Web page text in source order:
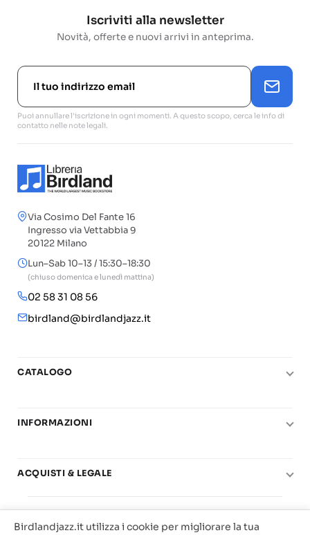
Iscriviti alla newsletter
Novità, offerte e nuovi arrivi in anteprima.
Puoi annullare l'iscrizione in ogni momenti. A questo scopo, cerca le info di
contatto nelle note legali.
Via Cosimo Del Fante 16
Ingresso via Vettabbia 9
20122 Milano
Lun–Sab 10–13 / 15:30–18:30
(chiuso domenica e lunedì mattina)
02 58 31 08 56
birdland@birdlandjazz.it
CATALOGO
Chitarra
Basso e contrabbasso
INFORMAZIONI
Carta del Docente
ACQUISTI & LEGALE
Condizioni di utilizzo
Birdland Milano. P.Iva 12093700156
Birdlandjazz.it utilizza i cookie per migliorare la tua